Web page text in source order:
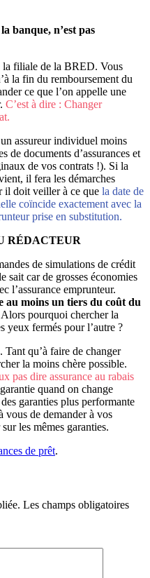
banque, n’est pas
la filiale de la BRED. Vous
la fin du remboursement du
ce que l’on appelle une
C’est à dire : Changer
assureur individuel moins
de documents d’assurances et
de vos contrats !). Si la
il fera les démarches
il doit veiller à ce que la date de
coïncide exactement avec la
prise en substitution.
RÉDACTEUR
de simulations de crédit
sait car de grosses économies
l’assurance emprunteur.
au moins un tiers du coût du
Alors pourquoi chercher la
yeux fermés pour l’autre ?
qu’à faire de changer
la moins chère possible.
pas dire assurance au rabais
quand on change
garanties plus performante
vous de demander à vos
les mêmes garanties.
de prêt.
Les champs obligatoires